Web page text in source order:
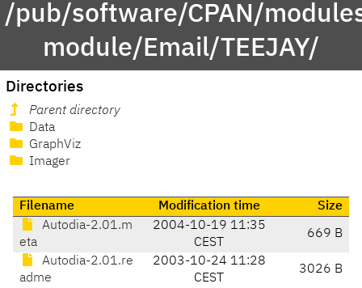
/pub/software/CPAN/
module/Email/TEEJAY/
Directories
Parent directory
Data
GraphViz
Imager
Filename Modification time
Size
Autodia-2.01.m
eta
2004-10-19 11:35
CEST
669 B
Autodia-2.01.re
adme
2003-10-24 11:28
CEST
3026 B